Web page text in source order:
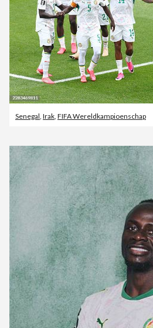
Senegal, Irak, FIFA Wereldkampioenschap